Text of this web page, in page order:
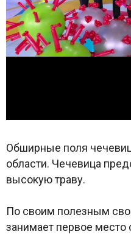
Обширные поля
области. Чечевица
высокую траву.
По своим полезным
занимает первое